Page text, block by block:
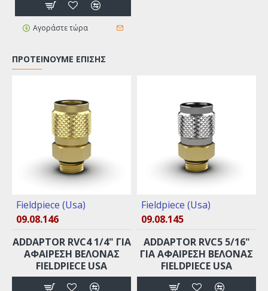
Αγοράστε τώρα
ΠΡΟΤΕΊΝΟΥΜΕ ΕΠΊΣΗΣ
Fieldpiece (Usa)
09.08.146
ADDAPTOR RVC4 1/4" ΓΙΑ
ΑΦΑΙΡΕΣΗ ΒΕΛΟΝΑΣ
FIELDPIECE USA
Fieldpiece (Usa)
09.08.145
ADDAPTOR RVC5 5/16"
ΓΙΑ ΑΦΑΙΡΕΣΗ ΒΕΛΟΝΑΣ
FIELDPIECE USA